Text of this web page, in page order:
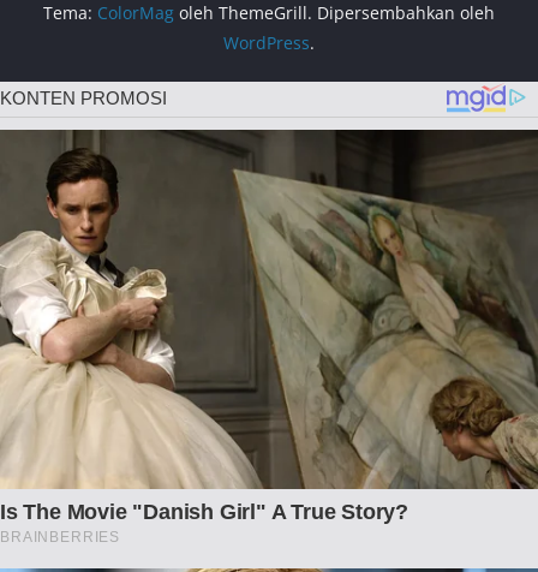
Tema: ColorMag oleh ThemeGrill. Dipersembahkan oleh
WordPress.